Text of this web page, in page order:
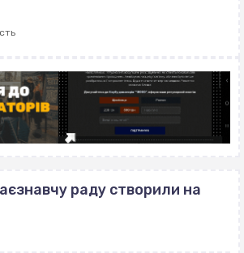
раду створили на